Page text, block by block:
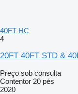
40FT HC
4
20FT 40FT STD &
Preço sob consulta
Contentor 20 pés
2020